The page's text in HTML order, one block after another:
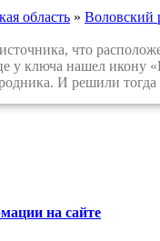
область » Воловский
что
у ключа нашел икону
И решили тогда
на сайте